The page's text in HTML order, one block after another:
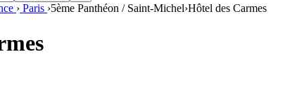
› Paris ›5ème Panthéon / Saint-Michel›Hôtel des Carmes